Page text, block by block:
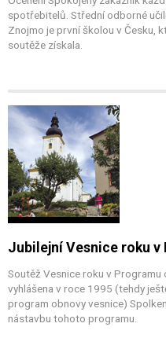
spotřebitelů. Střední odborné
Znojmo je první školou v Česku,
soutěže získala.
Jubilejní Vesnice roku v
Soutěž Vesnice roku v
vyhlášena v roce 1995 (tehdy
program obnovy vesnice)
nástavbu tohoto programu.